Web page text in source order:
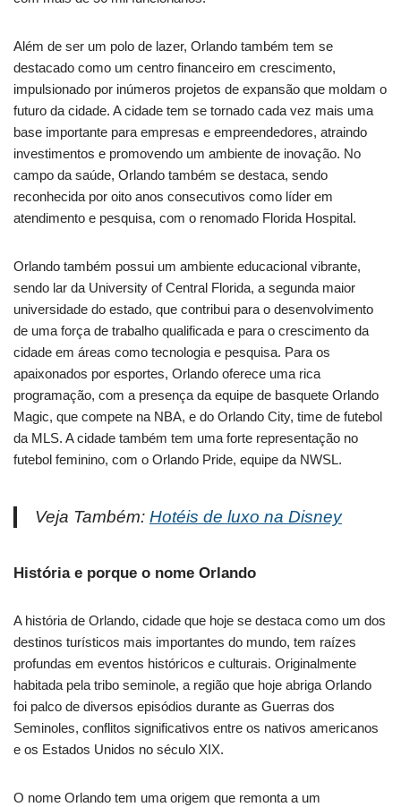
Além de ser um polo de lazer, Orlando também tem se
destacado como um centro financeiro em crescimento,
impulsionado por inúmeros projetos de expansão que moldam o
futuro da cidade. A cidade tem se tornado cada vez mais uma
base importante para empresas e empreendedores, atraindo
investimentos e promovendo um ambiente de inovação. No
campo da saúde, Orlando também se destaca, sendo
reconhecida por oito anos consecutivos como líder em
atendimento e pesquisa, com o renomado Florida Hospital.
Orlando também possui um ambiente educacional vibrante,
sendo lar da University of Central Florida, a segunda maior
universidade do estado, que contribui para o desenvolvimento
de uma força de trabalho qualificada e para o crescimento da
cidade em áreas como tecnologia e pesquisa. Para os
apaixonados por esportes, Orlando oferece uma rica
programação, com a presença da equipe de basquete Orlando
Magic, que compete na NBA, e do Orlando City, time de futebol
da MLS. A cidade também tem uma forte representação no
futebol feminino, com o Orlando Pride, equipe da NWSL.
Veja Também: Hotéis de luxo na Disney
História e porque o nome Orlando
A história de Orlando, cidade que hoje se destaca como um dos
destinos turísticos mais importantes do mundo, tem raízes
profundas em eventos históricos e culturais. Originalmente
habitada pela tribo seminole, a região que hoje abriga Orlando
foi palco de diversos episódios durante as Guerras dos
Seminoles, conflitos significativos entre os nativos americanos
e os Estados Unidos no século XIX.
O nome Orlando tem uma origem que remonta a um